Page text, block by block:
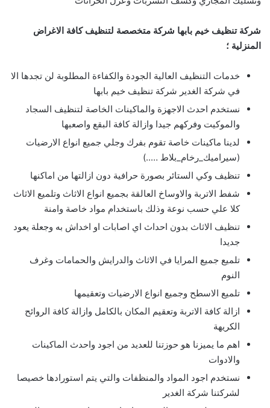
شركة تنظيف خيم بابها شركة متخصصة لتنظيف كافة الاغراض
المنزلية ؛
خدمات التنظيف العالية الجودة والكفاءة المطلوبة لن تجدها الا
في شركة الغدير شركة تنظيف خيم بابها
نستخدم احدث الاجهزة والماكينات الخاصة لتنظيف السجاد
والموكيت وفركهم جيدا وازالة كافة البقع واصعبها
لدينا ماكينات خاصة تقوم بفرك وجلي جميع انواع الارضيات
(سيراميك_رخام_بلاط …..)
تنظيف وكي الستائر بصورة حرافية دون ازالتها من اماكنها
شفط الاتربة والاوساخ العالقة بجميع انواع الاثاث وتلميع الاثاث
كلا علي حسب نوعة وذلك باستخدام مواد خاصة وامنة
تنظيف الاثاث بدون احداث اي اصابات او اخداش به وجعلة يعود
جديدا
تلميع جميع المرايا في الاثاث والدرايش والحمامات وغرف
النوم
تلميع الاسطح وجميع انواع الارضيات وتعقيمها
ازالة كافة الاتربة وتعقيم المكان بالكامل وازالة كافة الروائح
الكريهة
اهم ما يميزنا هو حوزتنا للعديد من اجود واحدث الماكينات
والادوات
نستخدم اجود المواد والمنظفات والتي يتم استورادها خصيصا
لشركتنا شركة الغدير